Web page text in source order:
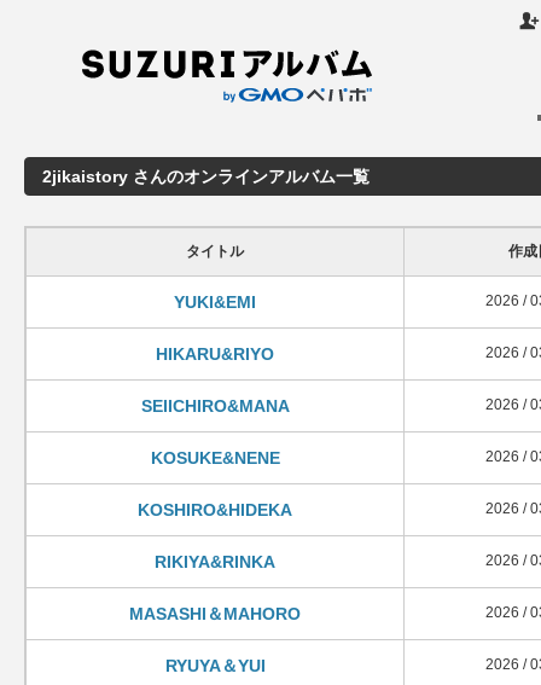

2jikaistory さんのオンラインアルバム一覧
タイトル 作成
YUKI&EMI 2026 /
HIKARU&RIYO 2026 /
SEIICHIRO&MANA 2026 /
KOSUKE&NENE 2026 /
KOSHIRO&HIDEKA 2026 /
RIKIYA&RINKA 2026 /
MASASHI＆MAHORO 2026 /
RYUYA＆YUI 2026 /